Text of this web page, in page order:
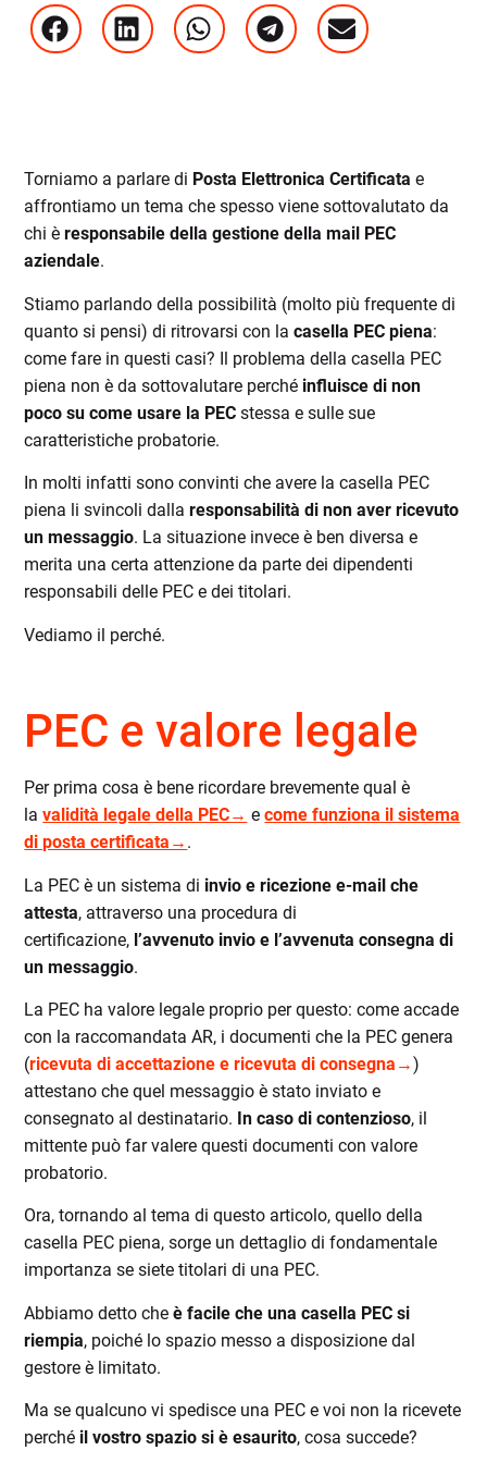
Torniamo a parlare di Posta Elettronica Certificata e
affrontiamo un tema che spesso viene sottovalutato da
chi èresponsabile della gestione della mail PEC
aziendale.
Stiamo parlando della possibilità (molto più frequente di
quanto si pensi) di ritrovarsi con lacasella PEC piena:
come fare in questi casi? Il problema della casella PEC
piena non è da sottovalutare perché influisce di non
poco su come usare la PEC stessa e sulle sue
caratteristiche probatorie.
In molti infatti sono convinti che avere la casella PEC
piena li svincoli dallaresponsabilità di non aver ricevuto
un messaggio. La situazione invece è ben diversa e
merita una certa attenzione da parte dei dipendenti
responsabili delle PEC e dei titolari.
Vediamo il perché.
PEC e valore legale
Per prima cosa è bene ricordare brevemente qual è
lavalidità legale della PEC→ ecome funziona il sistema
di posta certificata→ .
La PEC è un sistema di invio e ricezione e-mail che
attesta, attraverso una procedura di
certificazione, l’avvenuto invio e l’avvenuta consegna di
un messaggio.
La PEC ha valore legale proprio per questo: come accade
con la raccomandata AR, i documenti che la PEC genera
(ricevuta di accettazione e ricevuta di consegna→)
attestano che quel messaggio è stato inviato e
consegnato al destinatario. In caso di contenzioso, il
mittente può far valere questi documenti con valore
probatorio.
Ora, tornando al tema di questo articolo, quello della
casella PEC piena, sorge un dettaglio di fondamentale
importanza se siete titolari di una PEC.
Abbiamo detto che è facile che una casella PEC si
riempia, poiché lo spazio messo a disposizione dal
gestore è limitato.
Ma se qualcuno vi spedisce una PEC e voi non la ricevete
perché il vostro spazio si è esaurito, cosa succede?